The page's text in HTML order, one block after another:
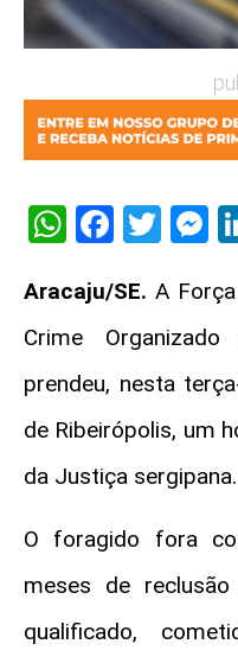
WhatsApp
Aracaju/SE. A
Crime Organizado
prendeu, nesta
de Ribeirópolis, um
da Justiça sergipana.
O foragido fora
meses de
qualificado,